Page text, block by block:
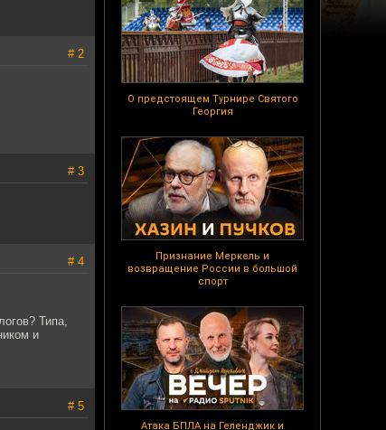
О предстоящем Турнире Святого
Георгия
Признание Меркель и
возвращение России в большой
спорт
Атака БПЛА на Геленджик и
# 2
# 3
# 4
Типа,
и
# 5